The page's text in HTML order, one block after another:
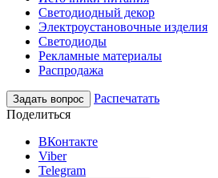
Светодиодный декор
Электроустановочные изделия
Светодиоды
Рекламные материалы
Распродажа
Задать вопрос
Распечатать
Поделиться
ВКонтакте
Viber
Telegram